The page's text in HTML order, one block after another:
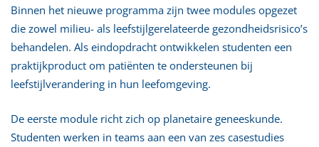
Binnen het nieuwe programma zijn twee modules opgezet
die zowel milieu- als leefstijlgerelateerde gezondheidsrisico’s
behandelen. Als eindopdracht ontwikkelen studenten een
praktijkproduct om patiënten te ondersteunen bij
leefstijlverandering in hun leefomgeving.
De eerste module richt zich op planetaire geneeskunde.
Studenten werken in teams aan een van zes casestudies